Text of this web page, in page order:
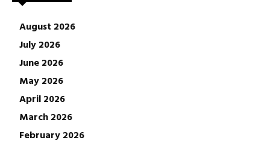
August 2026
July 2026
June 2026
May 2026
April 2026
March 2026
February 2026